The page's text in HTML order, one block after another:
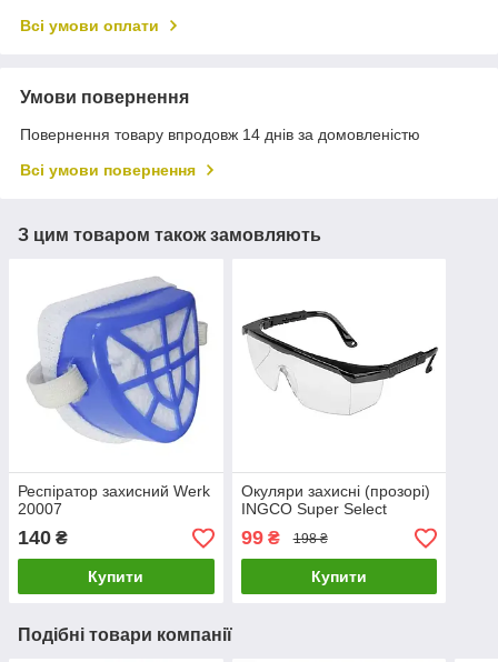
Всі умови оплати
Умови повернення
Повернення товару впродовж 14 днів за домовленістю
Всі умови повернення
З цим товаром також замовляють
Респіратор захисний Werk
20007
140 ₴
Купити
Окуляри захисні (прозорі)
INGCO Super Select
99₴ 198 ₴
Купити
Подібні товари компанії